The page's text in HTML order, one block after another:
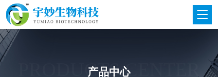
PRODUCTS CENTER
产品中心